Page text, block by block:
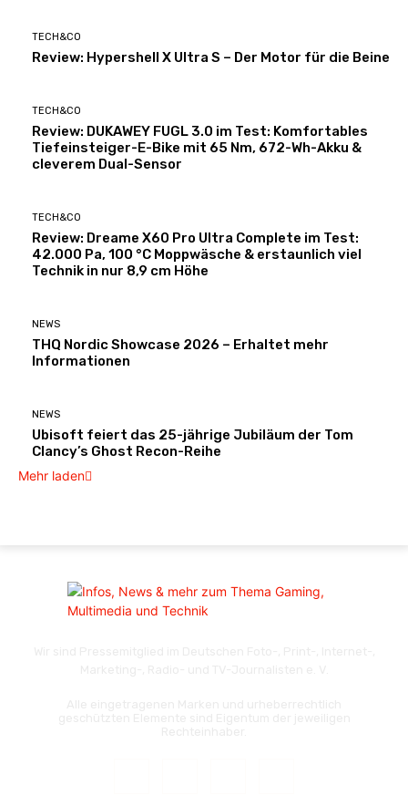
TECH&CO
Review: Hypershell X Ultra S – Der Motor für die Beine
TECH&CO
Review: DUKAWEY FUGL 3.0 im Test: Komfortables
Tiefeinsteiger-E-Bike mit 65 Nm, 672-Wh-Akku &
cleverem Dual-Sensor
TECH&CO
Review: Dreame X60 Pro Ultra Complete im Test:
42.000 Pa, 100 °C Moppwäsche & erstaunlich viel
Technik in nur 8,9 cm Höhe
NEWS
THQ Nordic Showcase 2026 – Erhaltet mehr
Informationen
NEWS
Ubisoft feiert das 25-jährige Jubiläum der Tom
Clancy’s Ghost Recon-Reihe
Mehr laden